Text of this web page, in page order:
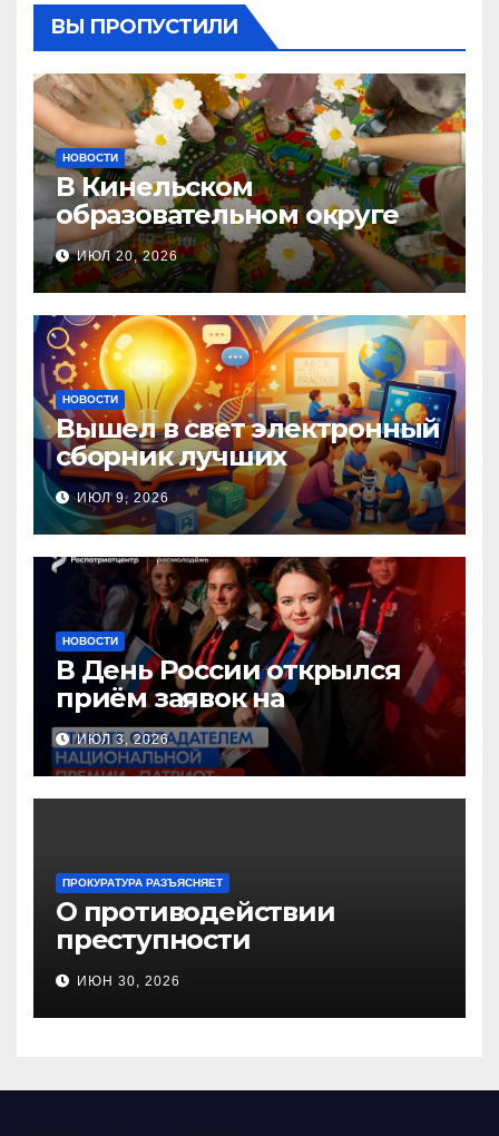
ВЫ ПРОПУСТИЛИ
НОВОСТИ
В Кинельском
образовательном округе
прошла Неделя правовой
помощи, посвящённая Дню
семьи, любви и верности
ИЮЛ 20, 2026
НОВОСТИ
Вышел в свет электронный
сборник лучших
инновационных практик
педагогов дошкольного
образования!
ИЮЛ 9, 2026
НОВОСТИ
В День России открылся
приём заявок на
Национальную премию
«Патриот»
ИЮЛ 3, 2026
ПРОКУРАТУРА РАЗЪЯСНЯЕТ
О противодействии
преступности
несовершеннолетних и
нарушению их прав
ИЮН 30, 2026